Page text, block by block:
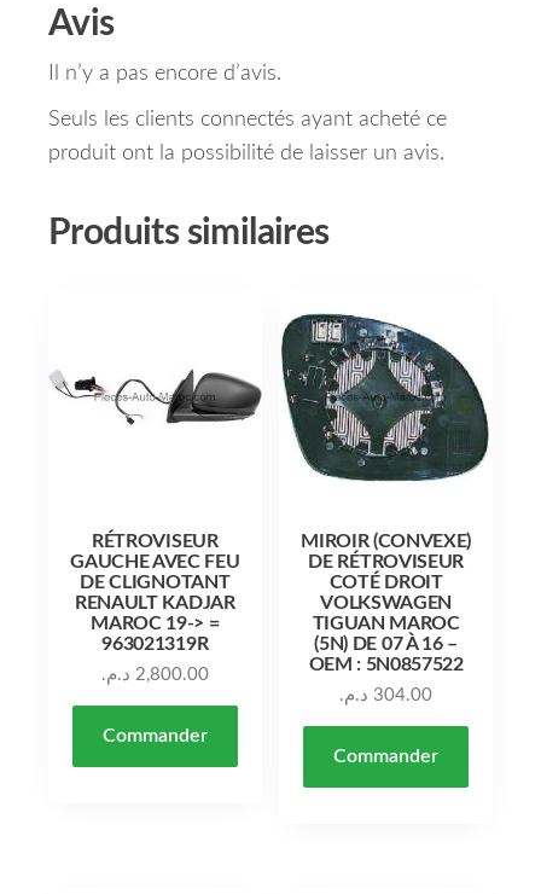
Avis
Il n’y a pas encore d’avis.
Seuls les clients connectés ayant acheté ce
produit ont la possibilité de laisser un avis.
Produits similaires
RÉTROVISEUR
GAUCHE AVEC FEU
DE CLIGNOTANT
RENAULT KADJAR
MAROC 19-> =
963021319R
2,800.00 د.م.
Commander
MIROIR (CONVEXE)
DE RÉTROVISEUR
COTÉ DROIT
VOLKSWAGEN
TIGUAN MAROC
(5N) DE 07 À 16 –
OEM : 5N0857522
304.00 د.م.
Commander